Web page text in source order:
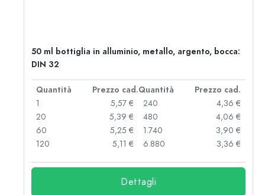
50 ml bottiglia in alluminio, metallo, argento, bocca:
DIN 32
Quantità Prezzo cad.Quantità
Prezzo cad.
1
5,57 €
20
5,39 €
60
5,25 €
120
5,11 €
240
4,36 €
480
4,06 €
1.740
3,90 €
6.880
3,36 €
Dettagli